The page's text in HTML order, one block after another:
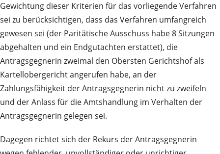
Gewichtung dieser Kriterien für das vorliegende Verfahren
sei zu berücksichtigen, dass das Verfahren umfangreich
gewesen sei (der Paritätische Ausschuss habe 8 Sitzungen
abgehalten und ein Endgutachten erstattet), die
Antragsgegnerin zweimal den Obersten Gerichtshof als
Kartellobergericht angerufen habe, an der
Zahlungsfähigkeit der Antragsgegnerin nicht zu zweifeln
und der Anlass für die Amtshandlung im Verhalten der
Antragsgegnerin gelegen sei.
Dagegen richtet sich der Rekurs der Antragsgegnerin